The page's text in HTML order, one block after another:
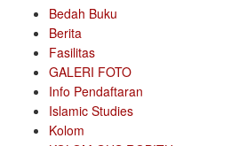
Bedah Buku
Berita
Fasilitas
GALERI FOTO
Info Pendaftaran
Islamic Studies
Kolom